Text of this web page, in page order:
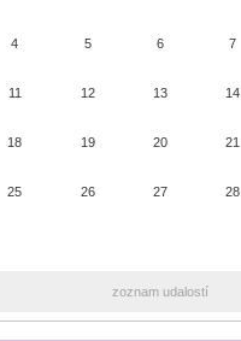
4 5 6 7
11 12 13 14
18 19 20 21
25 26 27 28
zoznam udalostí